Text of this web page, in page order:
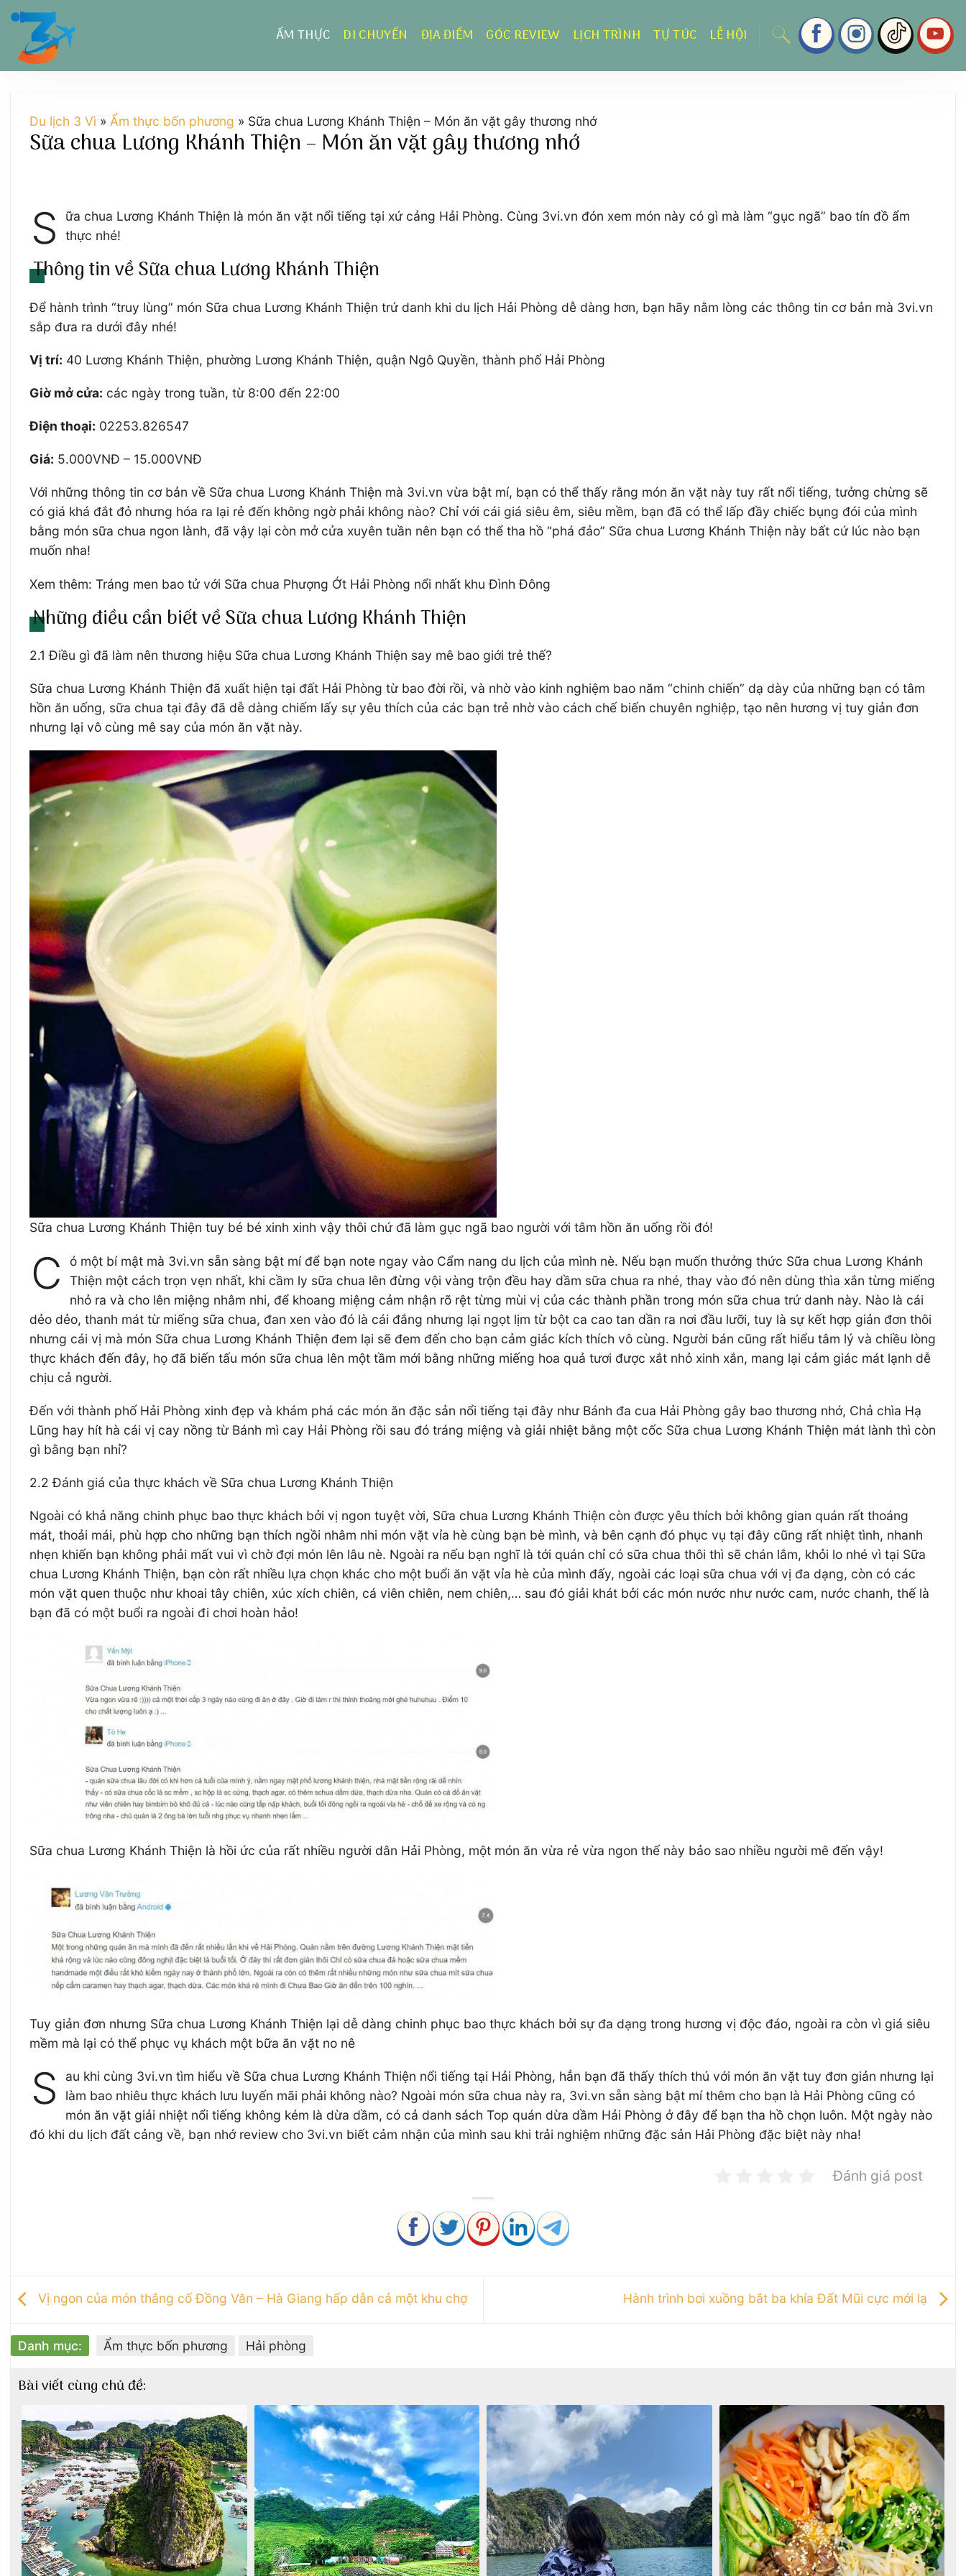
Chuyển
dung
ẨM THỰC DI CHUYỂN ĐỊA ĐIỂM GÓC REVIEW LỊCH TRÌNH TỰ TÚC LỄ HỘI
Du lịch 3 Vì » Ẩm thực bốn phương » Sữa chua Lương Khánh Thiện – Món ăn vặt gây thương nhớ
Sữa chua Lương Khánh Thiện – Món ăn vặt gây thương nhớ
S
ữa chua Lương Khánh Thiện là món ăn vặt nổi tiếng tại xứ cảng Hải Phòng. Cùng 3vi.vn đón xem món này có gì mà làm “gục ngã” bao tín đồ ẩm
thực nhé!
Thông tin về Sữa chua Lương Khánh Thiện
Để hành trình “truy lùng” món Sữa chua Lương Khánh Thiện trứ danh khi du lịch Hải Phòng dễ dàng hơn, bạn hãy nằm lòng các thông tin cơ bản mà 3vi.vn
sắp đưa ra dưới đây nhé!
Vị trí: 40 Lương Khánh Thiện, phường Lương Khánh Thiện, quận Ngô Quyền, thành phố Hải Phòng
Giờ mở cửa: các ngày trong tuần, từ 8:00 đến 22:00
Điện thoại: 02253.826547
Giá: 5.000VNĐ – 15.000VNĐ
Với những thông tin cơ bản về Sữa chua Lương Khánh Thiện mà 3vi.vn vừa bật mí, bạn có thể thấy rằng món ăn vặt này tuy rất nổi tiếng, tưởng chừng sẽ
có giá khá đắt đỏ nhưng hóa ra lại rẻ đến không ngờ phải không nào? Chỉ với cái giá siêu êm, siêu mềm, bạn đã có thể lấp đầy chiếc bụng đói của mình
bằng món sữa chua ngon lành, đã vậy lại còn mở cửa xuyên tuần nên bạn có thể tha hồ “phá đảo” Sữa chua Lương Khánh Thiện này bất cứ lúc nào bạn
muốn nha!
Xem thêm: Tráng men bao tử với Sữa chua Phượng Ớt Hải Phòng nổi nhất khu Đình Đông
Những điều cần biết về Sữa chua Lương Khánh Thiện
2.1 Điều gì đã làm nên thương hiệu Sữa chua Lương Khánh Thiện say mê bao giới trẻ thế?
Sữa chua Lương Khánh Thiện đã xuất hiện tại đất Hải Phòng từ bao đời rồi, và nhờ vào kinh nghiệm bao năm “chinh chiến” dạ dày của những bạn có tâm
hồn ăn uống, sữa chua tại đây đã dễ dàng chiếm lấy sự yêu thích của các bạn trẻ nhờ vào cách chế biến chuyên nghiệp, tạo nên hương vị tuy giản đơn
nhưng lại vô cùng mê say của món ăn vặt này.
Sữa chua Lương Khánh Thiện tuy bé bé xinh xinh vậy thôi chứ đã làm gục ngã bao người với tâm hồn ăn uống rồi đó!
C
ó một bí mật mà 3vi.vn sẵn sàng bật mí để bạn note ngay vào Cẩm nang du lịch của mình nè. Nếu bạn muốn thưởng thức Sữa chua Lương Khánh
Thiện một cách trọn vẹn nhất, khi cầm ly sữa chua lên đừng vội vàng trộn đều hay dầm sữa chua ra nhé, thay vào đó nên dùng thìa xắn từng miếng
nhỏ ra và cho lên miệng nhâm nhi, để khoang miệng cảm nhận rõ rệt từng mùi vị của các thành phần trong món sữa chua trứ danh này. Nào là cái
dẻo dẻo, thanh mát từ miếng sữa chua, đan xen vào đó là cái đắng nhưng lại ngọt lịm từ bột ca cao tan dần ra nơi đầu lưỡi, tuy là sự kết hợp giản đơn thôi
nhưng cái vị mà món Sữa chua Lương Khánh Thiện đem lại sẽ đem đến cho bạn cảm giác kích thích vô cùng. Người bán cũng rất hiểu tâm lý và chiều lòng
thực khách đến đây, họ đã biến tấu món sữa chua lên một tầm mới bằng những miếng hoa quả tươi được xắt nhỏ xinh xắn, mang lại cảm giác mát lạnh dễ
chịu cả người.
Đến với thành phố Hải Phòng xinh đẹp và khám phá các món ăn đặc sản nổi tiếng tại đây như Bánh đa cua Hải Phòng gây bao thương nhớ, Chả chìa Hạ
Lũng hay hít hà cái vị cay nồng từ Bánh mì cay Hải Phòng rồi sau đó tráng miệng và giải nhiệt bằng một cốc Sữa chua Lương Khánh Thiện mát lành thì còn
gì bằng bạn nhỉ?
2.2 Đánh giá của thực khách về Sữa chua Lương Khánh Thiện
Ngoài có khả năng chinh phục bao thực khách bởi vị ngon tuyệt vời, Sữa chua Lương Khánh Thiện còn được yêu thích bởi không gian quán rất thoáng
mát, thoải mái, phù hợp cho những bạn thích ngồi nhâm nhi món vặt vỉa hè cùng bạn bè mình, và bên cạnh đó phục vụ tại đây cũng rất nhiệt tình, nhanh
nhẹn khiến bạn không phải mất vui vì chờ đợi món lên lâu nè. Ngoài ra nếu bạn nghĩ là tới quán chỉ có sữa chua thôi thì sẽ chán lắm, khỏi lo nhé vì tại Sữa
chua Lương Khánh Thiện, bạn còn rất nhiều lựa chọn khác cho một buổi ăn vặt vỉa hè của mình đấy, ngoài các loại sữa chua với vị đa dạng, còn có các
món vặt quen thuộc như khoai tây chiên, xúc xích chiên, cá viên chiên, nem chiên,… sau đó giải khát bởi các món nước như nước cam, nước chanh, thế là
bạn đã có một buổi ra ngoài đi chơi hoàn hảo!
Sữa chua Lương Khánh Thiện là hồi ức của rất nhiều người dân Hải Phòng, một món ăn vừa rẻ vừa ngon thế này bảo sao nhiều người mê đến vậy!
Tuy giản đơn nhưng Sữa chua Lương Khánh Thiện lại dễ dàng chinh phục bao thực khách bởi sự đa dạng trong hương vị độc đáo, ngoài ra còn vì giá siêu
mềm mà lại có thể phục vụ khách một bữa ăn vặt no nê
S
au khi cùng 3vi.vn tìm hiểu về Sữa chua Lương Khánh Thiện nổi tiếng tại Hải Phòng, hẳn bạn đã thấy thích thú với món ăn vặt tuy đơn giản nhưng lại
làm bao nhiêu thực khách lưu luyến mãi phải không nào? Ngoài món sữa chua này ra, 3vi.vn sẵn sàng bật mí thêm cho bạn là Hải Phòng cũng có
món ăn vặt giải nhiệt nổi tiếng không kém là dừa dầm, có cả danh sách Top quán dừa dầm Hải Phòng ở đây để bạn tha hồ chọn luôn. Một ngày nào
đó khi du lịch đất cảng về, bạn nhớ review cho 3vi.vn biết cảm nhận của mình sau khi trải nghiệm những đặc sản Hải Phòng đặc biệt này nha!
Đánh giá post
Vị ngon của món thắng cố Đồng Văn – Hà Giang hấp dẫn cả một khu chợ Hành trình bơi xuồng bắt ba khía Đất Mũi cực mới lạ
Danh mục: Ẩm thực bốn phương Hải phòng
Bài viết cùng chủ đề: